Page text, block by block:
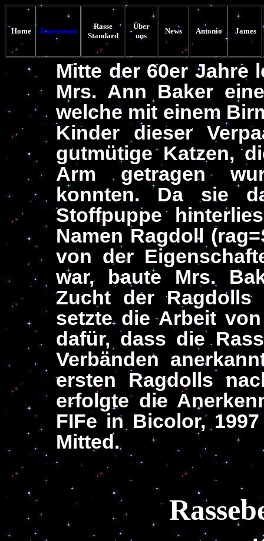
Home Impressum
Rasse
Standard
Über
uns
News Antonio James
Mitte der 60er Jahre
Mrs. Ann Baker
welche mit einem
Kinder dieser
gutmütige Katzen,
Arm getragen
konnten. Da sie
Stoffpuppe
Namen Ragdoll
von der
war, baute Mrs.
Zucht der Ragdolls
setzte die Arbeit
dafür, dass die
Verbänden
ersten Ragdolls
erfolgte die
FIFe in Bicolor,
Mitted.